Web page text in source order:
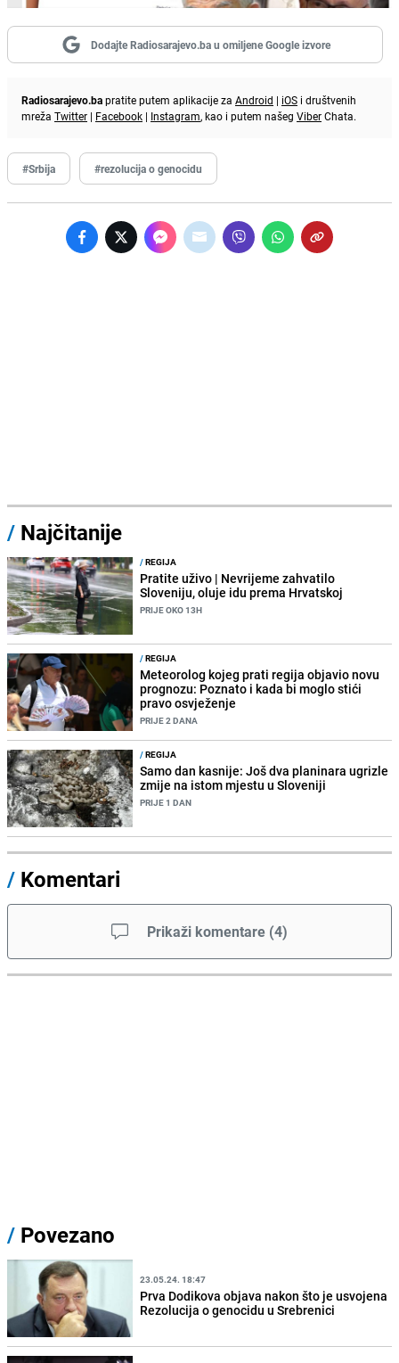
Dodajte Radiosarajevo.ba u omiljene Google izvore
Radiosarajevo.bapratite putem aplikacije za Android | iOS i društvenih
mreža Twitter | Facebook | Instagram, kao i putem našeg ViberChata.
#Srbija #rezolucija o genocidu
/ Najčitanije
/REGIJA
Pratite uživo | Nevrijeme zahvatilo
Sloveniju, oluje idu prema Hrvatskoj
PRIJE OKO 13H
/REGIJA
Meteorolog kojeg prati regija objavio novu
prognozu: Poznato i kada bi moglo stići
pravo osvježenje
PRIJE 2 DANA
/REGIJA
Samo dan kasnije: Još dva planinara ugrizle
zmije na istom mjestu u Sloveniji
PRIJE 1 DAN
/ Komentari
Prikaži komentare (4)
/ Povezano
23.05.24. 18:47
Prva Dodikova objava nakon što je usvojena
Rezolucija o genocidu u Srebrenici